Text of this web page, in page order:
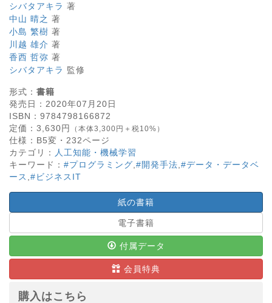
シバタアキラ 著
中山 晴之 著
小島 繁樹 著
川越 雄介 著
香西 哲弥 著
シバタアキラ 監修
形式： 書籍
発売日： 2020年07月20日
ISBN： 9784798166872
定価： 3,630円 （本体3,300円＋税10%）
仕様： B5変・ 232ページ
カテゴリ：
人工知能・機械学習
キーワード： #プログラミング #開発手法 #データ・データベ
ース #ビジネスIT
紙の書籍
電子書籍
付属データ
会員特典
購入はこちら